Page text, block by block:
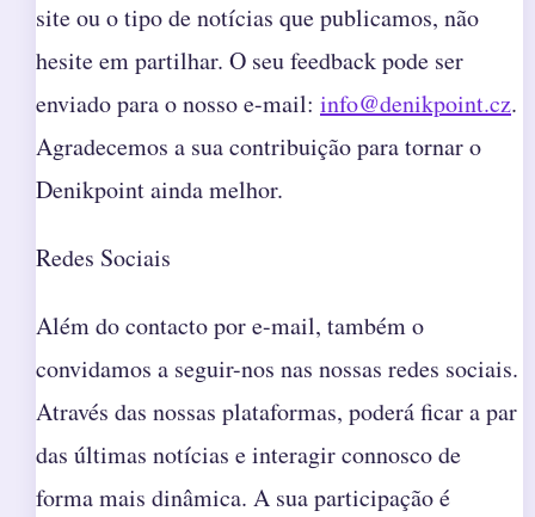
site ou o tipo de notícias que publicamos, não
hesite em partilhar. O seu feedback pode ser
enviado para o nosso e-mail: info@denikpoint.cz.
Agradecemos a sua contribuição para tornar o
Denikpoint ainda melhor.
Redes Sociais
Além do contacto por e-mail, também o
convidamos a seguir-nos nas nossas redes sociais.
Através das nossas plataformas, poderá ficar a par
das últimas notícias e interagir connosco de
forma mais dinâmica. A sua participação é